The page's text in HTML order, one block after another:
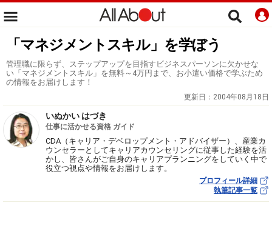
「マネジメントスキル」を学ぼう
管理職に限らず、ステップアップを目指すビジネスパーソンに欠かせな
い「マネジメントスキル」を無料～4万円まで、お小遣い価格で学ぶため
の情報をお届けします！
更新日： 2004年08月18日
いぬかい はづき
仕事に活かせる資格 ガイド
CDA（キャリア・デベロップメント・アドバイザー）、産業カ
ウンセラーとしてキャリアカウンセリングに従事した経験を活
かし、皆さんがご自身のキャリアプランニングをしていく中で
役立つ視点や情報をお届けします。
プロフィール詳細
執筆記事一覧